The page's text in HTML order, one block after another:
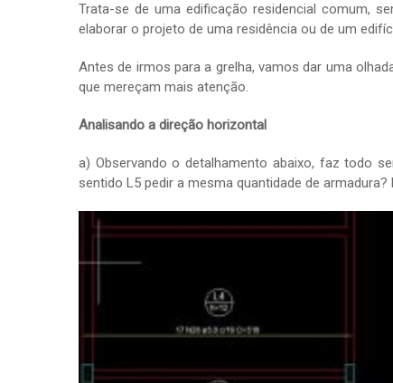
Trata-se de uma edificação residencial comum,
elaborar o projeto de uma residência ou de um
Antes de irmos para a grelha, vamos dar uma
que mereçam mais atenção.
Analisando a direção horizontal
a) Observando o detalhamento abaixo, faz todo
sentido L5 pedir a mesma quantidade de